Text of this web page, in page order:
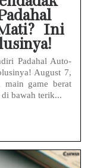
Ini
Padahal Auto-
August 7,
main game berat
bawah terik...